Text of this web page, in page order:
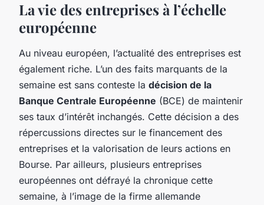
La vie des entreprises à l’échelle
européenne
Au niveau européen, l’actualité des entreprises est
également riche. L’un des faits marquants de la
semaine est sans conteste la décision de la
Banque Centrale Européenne (BCE) de maintenir
ses taux d’intérêt inchangés. Cette décision a des
répercussions directes sur le financement des
entreprises et la valorisation de leurs actions en
Bourse. Par ailleurs, plusieurs entreprises
européennes ont défrayé la chronique cette
semaine, à l’image de la firme allemande